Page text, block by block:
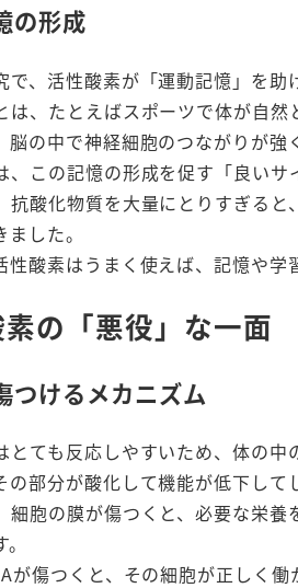
の形成
で、活性酸素が「運動記憶」を助
は、たとえばスポーツで体が自然
脳の中で神経細胞のつながりが強
、この記憶の形成を促す「良いサ
抗酸化物質を大量にとりすぎる
した。
性酸素はうまく使えば、記憶や学
の「悪役」な一面
つけるメカニズム
とても反応しやすいため、体の中
の部分が酸化して機能が低下して
細胞の膜が傷つくと、必要な栄
が傷つくと、その細胞が正しく